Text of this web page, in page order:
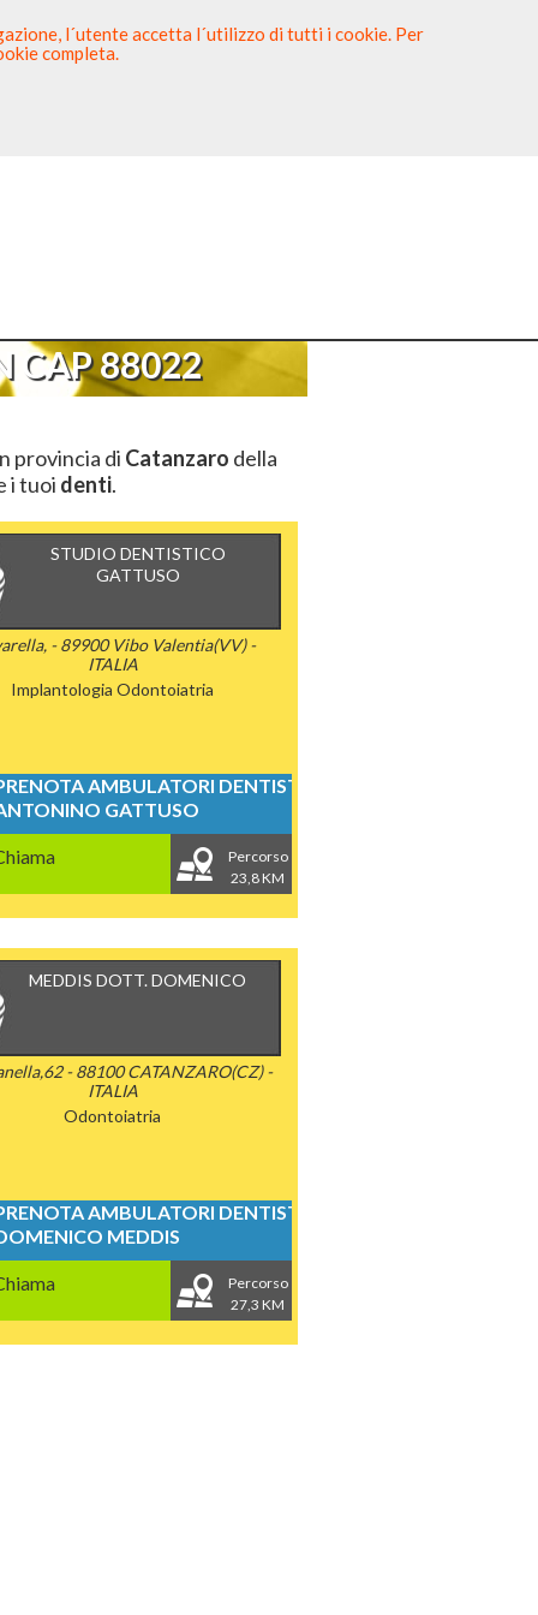
CAP 88022
provincia di Catanzaro della
i tuoi denti.
STUDIO DENTISTICO
GATTUSO
- 89900 Vibo Valentia(VV) -
ITALIA
Implantologia Odontoiatria
AMBULATORI DENTISTICI
GATTUSO
Percorso
23,8 KM
MEDDIS DOTT. DOMENICO
- 88100 CATANZARO(CZ) -
ITALIA
Odontoiatria
AMBULATORI DENTISTICI
MEDDIS
Percorso
27,3 KM
l´utente accetta l´utilizzo di tutti i cookie. Per
completa.